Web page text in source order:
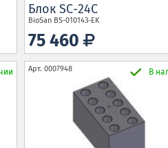
Блок SC-24C
BioSan BS-010143-EK
75 460
Арт. 0007948 В